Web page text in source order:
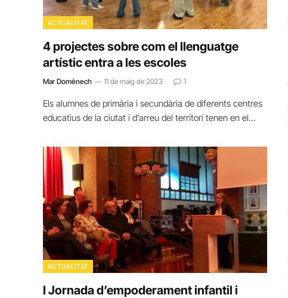
ACTUALITAT
4 projectes sobre com el llenguatge
artístic entra a les escoles
Mar Domènech 11 de maig de 2023 1
Els alumnes de primària i secundària de diferents centres
educatius de la ciutat i d’arreu del territori tenen en el…
ACTUALITAT
I Jornada d’empoderament infantil i